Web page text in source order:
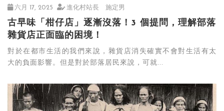
六月 17, 2025 進化村站長 施定男
古早味「柑仔店」逐漸沒落！3 個提問，理解部落
雜貨店正面臨的困境！
對於在都市生活的我們來說，雜貨店消失確實不會對生活有太
大的負面影響。但是對於部落居民來說，可就...